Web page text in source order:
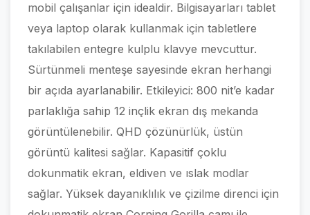
mobil çalışanlar için idealdir. Bilgisayarları tablet
veya laptop olarak kullanmak için tabletlere
takılabilen entegre kulplu klavye mevcuttur.
Sürtünmeli menteşe sayesinde ekran herhangi
bir açıda ayarlanabilir. Etkileyici: 800 nit’e kadar
parlaklığa sahip 12 inçlik ekran dış mekanda
görüntülenebilir. QHD çözünürlük, üstün
görüntü kalitesi sağlar. Kapasitif çoklu
dokunmatik ekran, eldiven ve ıslak modlar
sağlar. Yüksek dayanıklılık ve çizilme direnci için